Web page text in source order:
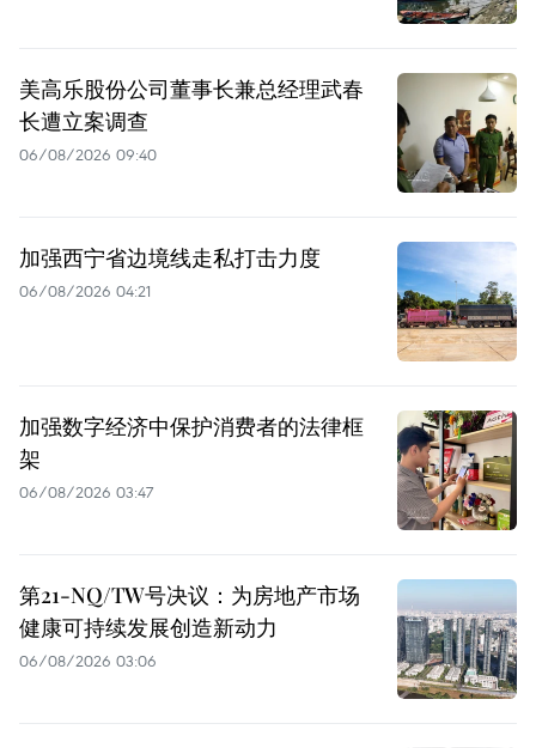
美高乐股份公司董事长兼总经理武春
长遭立案调查
06/08/2026 09:40
加强西宁省边境线走私打击力度
06/08/2026 04:21
加强数字经济中保护消费者的法律框
架
06/08/2026 03:47
第21-NQ/TW号决议：为房地产市场
健康可持续发展创造新动力
06/08/2026 03:06